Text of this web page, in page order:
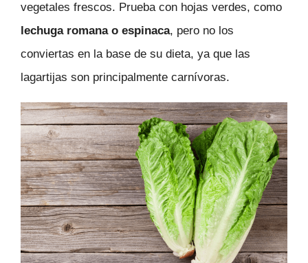
vegetales frescos. Prueba con hojas verdes, como
lechuga romana o espinaca, pero no los
conviertas en la base de su dieta, ya que las
lagartijas son principalmente carnívoras.